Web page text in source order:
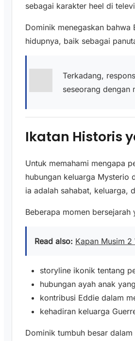
sebagai karakter heel di
Dominik menegaskan
hidupnya, baik sebagai
Terkadang,
seseorang dengan
Ikatan Historis
Untuk memahami mengapa
hubungan keluarga Mysterio
ia adalah sahabat, keluarga,
Beberapa momen
Read also: Kapan Musim
storyline ikonik tentang
hubungan ayah anak
kontribusi Eddie dalam
kehadiran keluarga
Dominik tumbuh besar